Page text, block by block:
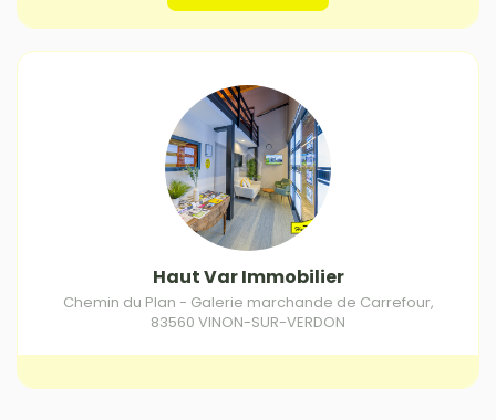
Haut Var Immobilier
Chemin du Plan - Galerie marchande de Carrefour,
83560 VINON-SUR-VERDON